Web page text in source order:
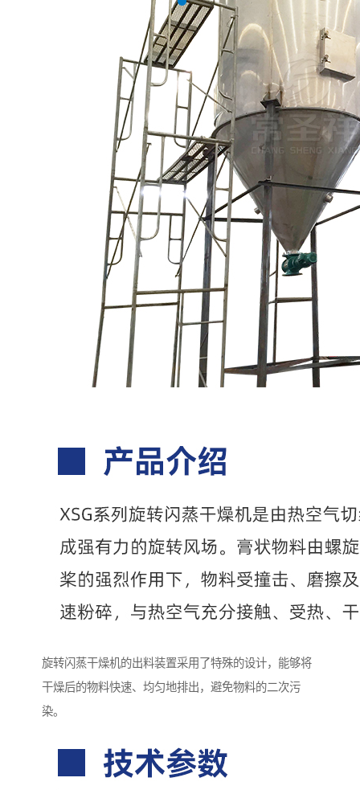
旋转闪蒸干燥机的出料装置采用了特殊的设计，能够将
干燥后的物料快速、均匀地排出，避免物料的二次污
染。